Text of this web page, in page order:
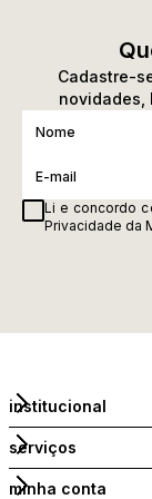
Cadastre-
novidades,
Li e concordo
Privacidade da
institucional
serviços
minha conta